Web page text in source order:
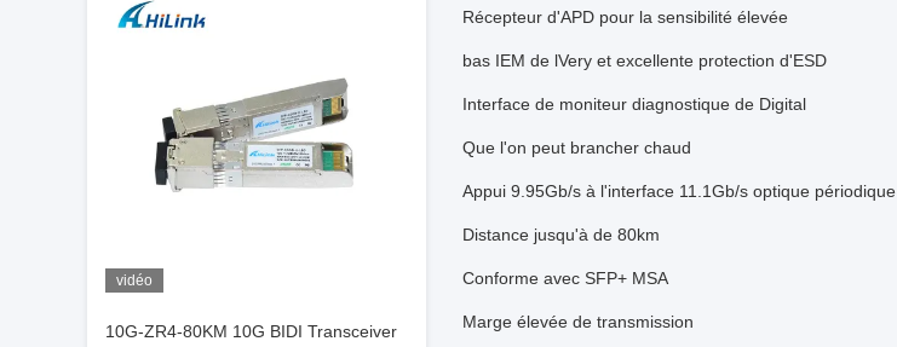
vidéo
10G-ZR4-80KM 10G BIDI Transceiver
Récepteur d'APD pour la sensibilité élevée
bas IEM de lVery et excellente protection d'ESD
Interface de moniteur diagnostique de Digital
Que l'on peut brancher chaud
Appui 9.95Gb/s à l'interface 11.1Gb/s optique périodique
Distance jusqu'à de 80km
Conforme avec SFP+ MSA
Marge élevée de transmission